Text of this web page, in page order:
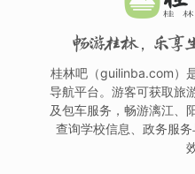
畅游桂林，乐享
桂林吧（guilinba.com）
导航平台。游客可获取旅
及包车服务，畅游漓江、
查询学校信息、政务服